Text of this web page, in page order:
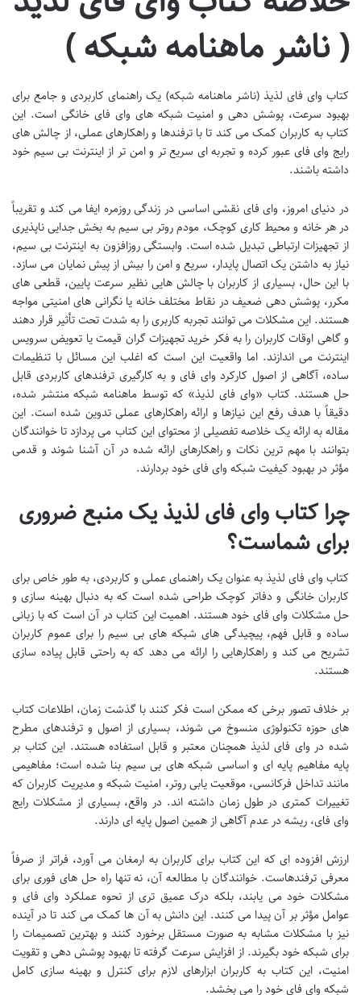
( ناشر ماهنامه شبکه )
کتاب وای فای لذیذ (ناشر ماهنامه شبکه) یک راهنمای کاربردی و جامع برای
بهبود سرعت، پوشش دهی و امنیت شبکه های وای فای خانگی است. این
کتاب به کاربران کمک می کند تا با ترفندها و راهکارهای عملی، از چالش های
رایج وای فای عبور کرده و تجربه ای سریع تر و امن تر از اینترنت بی سیم خود
داشته باشند.
در دنیای امروز، وای فای نقشی اساسی در زندگی روزمره ایفا می کند و تقریباً
در هر خانه و محیط کاری کوچک، مودم روتر بی سیم به بخش جدایی ناپذیری
از تجهیزات ارتباطی تبدیل شده است. وابستگی روزافزون به اینترنت بی سیم،
نیاز به داشتن یک اتصال پایدار، سریع و امن را بیش از پیش نمایان می سازد.
با این حال، بسیاری از کاربران با چالش هایی نظیر سرعت پایین، قطعی های
مکرر، پوشش دهی ضعیف در نقاط مختلف خانه یا نگرانی های امنیتی مواجه
هستند. این مشکلات می توانند تجربه کاربری را به شدت تحت تأثیر قرار دهند
و گاهی اوقات کاربران را به فکر خرید تجهیزات گران قیمت یا تعویض سرویس
اینترنت می اندازند. اما واقعیت این است که اغلب این مسائل با تنظیمات
ساده، آگاهی از اصول کارکرد وای فای و به کارگیری ترفندهای کاربردی قابل
حل هستند. کتاب «وای فای لذیذ» که توسط ماهنامه شبکه منتشر شده،
دقیقاً با هدف رفع این نیازها و ارائه راهکارهای عملی تدوین شده است. این
مقاله به ارائه یک خلاصه تفصیلی از محتوای این کتاب می پردازد تا خوانندگان
بتوانند با مهم ترین نکات و راهکارهای ارائه شده در آن آشنا شوند و قدمی
مؤثر در بهبود کیفیت شبکه وای فای خود بردارند.
چرا کتاب وای فای لذیذ یک منبع ضروری
برای شماست؟
کتاب وای فای لذیذ به عنوان یک راهنمای عملی و کاربردی، به طور خاص برای
کاربران خانگی و دفاتر کوچک طراحی شده است که به دنبال بهینه سازی و
حل مشکلات وای فای خود هستند. اهمیت این کتاب در آن است که با زبانی
ساده و قابل فهم، پیچیدگی های شبکه های بی سیم را برای عموم کاربران
تشریح می کند و راهکارهایی را ارائه می دهد که به راحتی قابل پیاده سازی
هستند.
بر خلاف تصور برخی که ممکن است فکر کنند با گذشت زمان، اطلاعات کتاب
های حوزه تکنولوژی منسوخ می شوند، بسیاری از اصول و ترفندهای مطرح
شده در وای فای لذیذ همچنان معتبر و قابل استفاده هستند. این کتاب بر
پایه مفاهیم پایه ای و اساسی شبکه های بی سیم بنا شده است؛ مفاهیمی
مانند تداخل فرکانسی، موقعیت یابی روتر، امنیت شبکه و مدیریت کاربران که
تغییرات کمتری در طول زمان داشته اند. در واقع، بسیاری از مشکلات رایج
وای فای، ریشه در عدم آگاهی از همین اصول پایه ای دارند.
ارزش افزوده ای که این کتاب برای کاربران به ارمغان می آورد، فراتر از صرفاً
معرفی ترفندهاست. خوانندگان با مطالعه آن، نه تنها راه حل های فوری برای
مشکلات خود می یابند، بلکه درک عمیق تری از نحوه عملکرد وای فای و
عوامل مؤثر بر آن پیدا می کنند. این دانش به آن ها کمک می کند تا در آینده
نیز با مشکلات مشابه به صورت مستقل برخورد کنند و بهترین تصمیمات را
برای شبکه خود بگیرند. از افزایش سرعت گرفته تا بهبود پوشش دهی و تقویت
امنیت، این کتاب به کاربران ابزارهای لازم برای کنترل و بهینه سازی کامل
شبکه وای فای خود را می بخشد.